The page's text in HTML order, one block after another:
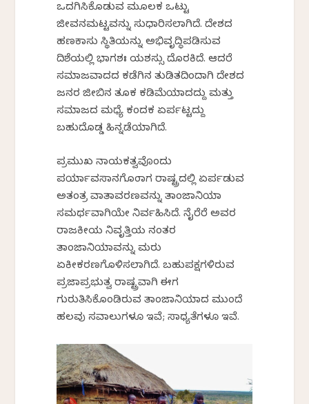
ಒದಗಿಸಿಕೊಡುವ ಮೂಲಕ ಒಟ್ಟು
ಜೀವನಮಟ್ಟವನ್ನು ಸುಧಾರಿಸಲಾಗಿದೆ. ದೇಶದ
ಹಣಕಾಸು ಸ್ಥಿತಿಯನ್ನು ಅಭಿವೃದ್ಧಿಪಡಿಸುವ
ದಿಶೆಯಲ್ಲಿ ಭಾಗಶಃ ಯಶಸ್ಸು ದೊರಕಿದೆ. ಆದರೆ
ಸಮಾಜವಾದದ ಕಡೆಗಿನ ತುಡಿತದಿಂದಾಗಿ ದೇಶದ
ಜನರ ಜೀಬಿನ ತೂಕ ಕಡಿಮೆಯಾದದ್ದು ಮತ್ತು
ಸಮಾಜದ ಮಧ್ಯೆ ಕಂದಕ ಏರ್ಪಟ್ಟದ್ದು
ಬಹುದೊಡ್ಡ ಹಿನ್ನಡೆಯಾಗಿದೆ.
ಪ್ರಮುಖ ನಾಯಕತ್ವವೊಂದು
ಪರ್ಯಾವಸಾನಗೊಂಡಾಗ ರಾಷ್ಟ್ರದಲ್ಲಿ ಏರ್ಪಡುವ
ಅತಂತ್ರ ವಾತಾವರಣವನ್ನು ತಾಂಜಾನಿಯಾ
ಸಮರ್ಥವಾಗಿಯೇ ನಿರ್ವಹಿಸಿದೆ. ನೈರೆರೆ ಅವರ
ರಾಜಕೀಯ ನಿವೃತ್ತಿಯ ನಂತರ
ತಾಂಜಾನಿಯಾವನ್ನು ಮರು
ಏಕೀಕರಣಗೊಳಿಸಲಾಗಿದೆ. ಬಹುಪಕ್ಷಗಳಿರುವ
ಪ್ರಜಾಪ್ರಭುತ್ವ ರಾಷ್ಟ್ರವಾಗಿ ಈಗ
ಗುರುತಿಸಿಕೊಂಡಿರುವ ತಾಂಜಾನಿಯಾದ ಮುಂದೆ
ಹಲವು ಸವಾಲುಗಳೂ ಇವೆ; ಸಾಧ್ಯತೆಗಳೂ ಇವೆ.